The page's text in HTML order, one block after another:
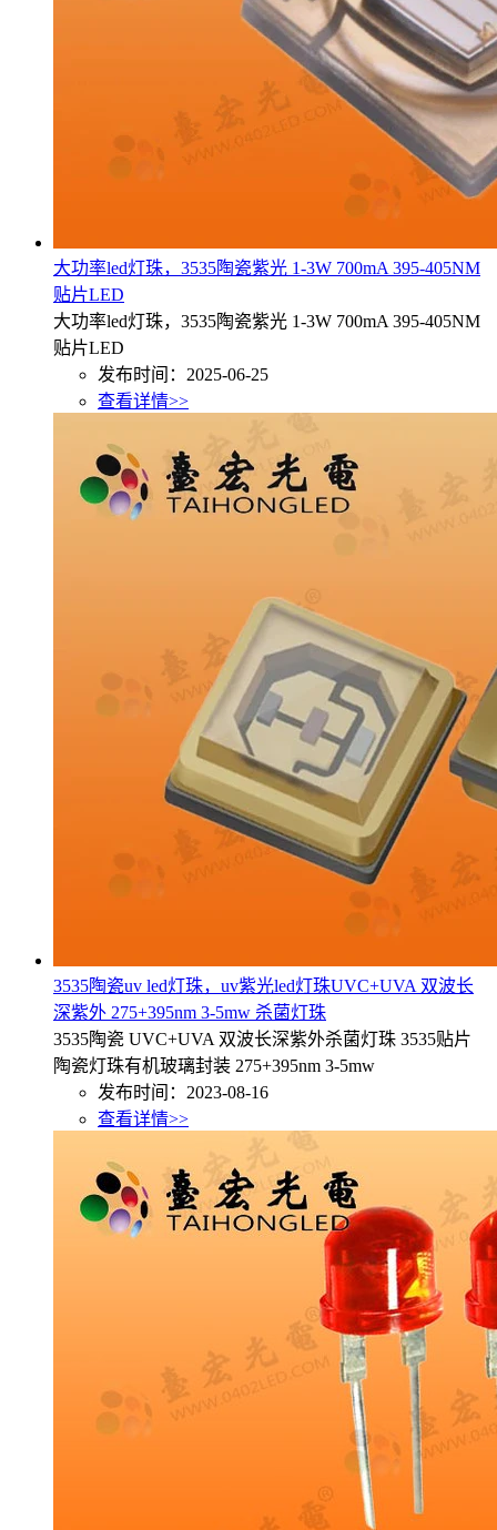
大功率led灯珠，3535陶瓷紫光 1-3W 700mA 395-405NM
贴片LED
大功率led灯珠，3535陶瓷紫光 1-3W 700mA 395-405NM
贴片LED
发布时间：2025-06-25
查看详情>>
3535陶瓷uv led灯珠，uv紫光led灯珠UVC+UVA 双波长
深紫外 275+395nm 3-5mw 杀菌灯珠
3535陶瓷 UVC+UVA 双波长深紫外杀菌灯珠 3535贴片
陶瓷灯珠有机玻璃封装 275+395nm 3-5mw
发布时间：2023-08-16
查看详情>>